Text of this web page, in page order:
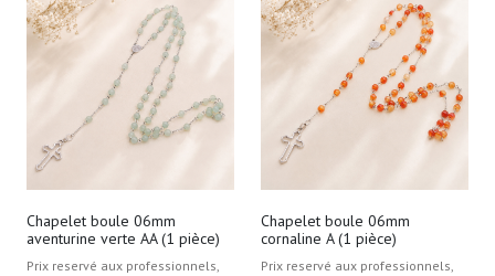
Chapelet boule 06mm
aventurine verte AA (1 pièce)
Prix reservé aux professionnels,
Chapelet boule 06mm
cornaline A (1 pièce)
Prix reservé aux professionnels,